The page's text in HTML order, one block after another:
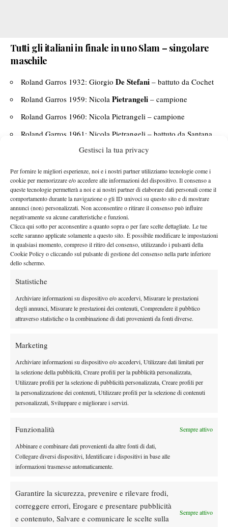
Gestisci la tua privacy
Per fornire le migliori esperienze, noi e i nostri partner utilizziamo tecnologie come i
cookie per memorizzare e/o accedere alle informazioni del dispositivo. Il consenso a
queste tecnologie permetterà a noi e ai nostri partner di elaborare dati personali come il
comportamento durante la navigazione o gli ID univoci su questo sito e di mostrare
annunci (non) personalizzati. Non acconsentire o ritirare il consenso può influire
negativamente su alcune caratteristiche e funzioni.
Clicca qui sotto per acconsentire a quanto sopra o per fare scelte dettagliate. Le tue
scelte saranno applicate solamente a questo sito. È possibile modificare le impostazioni
in qualsiasi momento, compreso il ritiro del consenso, utilizzando i pulsanti della
Cookie Policy o cliccando sul pulsante di gestione del consenso nella parte inferiore
dello schermo.
Statistiche
Archiviare informazioni su dispositivo e/o accedervi, Misurare le prestazioni
degli annunci, Misurare le prestazioni dei contenuti, Comprendere il pubblico
attraverso statistiche o la combinazione di dati provenienti da fonti diverse.
Marketing
Archiviare informazioni su dispositivo e/o accedervi, Utilizzare dati limitati per
la selezione della pubblicità, Creare profili per la pubblicità personalizzata,
Utilizzare profili per la selezione di pubblicità personalizzata, Creare profili per
la personalizzazione dei contenuti, Utilizzare profili per la selezione di contenuti
personalizzati, Sviluppare e migliorare i servizi.
Funzionalità Sempre attivo
Abbinare e combinare dati provenienti da altre fonti di dati,
Collegare diversi dispositivi, Identificare i dispositivi in base alle
informazioni trasmesse automaticamente.
Garantire la sicurezza, prevenire e rilevare frodi,
correggere errori, Erogare e presentare pubblicità
e contenuto, Salvare e comunicare le scelte sulla
Sempre attivo
Tutti gli italiani in finale in uno Slam – singolare
maschile
Roland Garros 1932: Giorgio De Stefani – battuto da Cochet
Roland Garros 1959: Nicola Pietrangeli – campione
Roland Garros 1960: Nicola Pietrangeli – campione
Roland Garros 1961: Nicola Pietrangeli – battuto da Santana
Roland Garros 1964: Nicola Pietrangeli – battuto da Santana
Roland Garros 1976: AdrianoPanatta– campione
Wimbledon 2021: MatteoBerrettini– battuto da Djokovic
Australian Open 2024: JannikSinner– campione
US Open 2024: Jannik Sinner – campione
Australian Open 2025: Jannik Sinner – campione
Roland Garros 2025: Jannik Sinner – battuto da Alcaraz
Roland Garros 2026:Flavio Cobollivs Zverev
DI TENDENZA
Atp News
orario e ordine di gioco venerdì 7 agosto.
Atp News
Masters 1000 Montreal 2026: Darderi
Atp News
Masters 1000 Montreal 2026: medical time